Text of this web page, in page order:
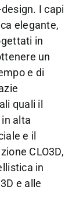
I capi
elegante,
in
un
e di
quali il
alta
e il
CLO3D,
in
e alle